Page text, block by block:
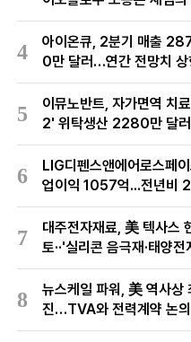
4
아이온큐, 2분기 매출
0만 달러…연간 전망치 상
5
이뮤노반트, 자가면역
2' 위탁생산 2280만 달러
6
LIG디펜스앤에어로스페
업이익 1057억...전년비
7
대주전자재료, 美 텍사스
토··'실리콘 음극재·태양
확보 준비
8
뉴스케일 파워, 美 역사상
진…TVA와 전력계약 논의